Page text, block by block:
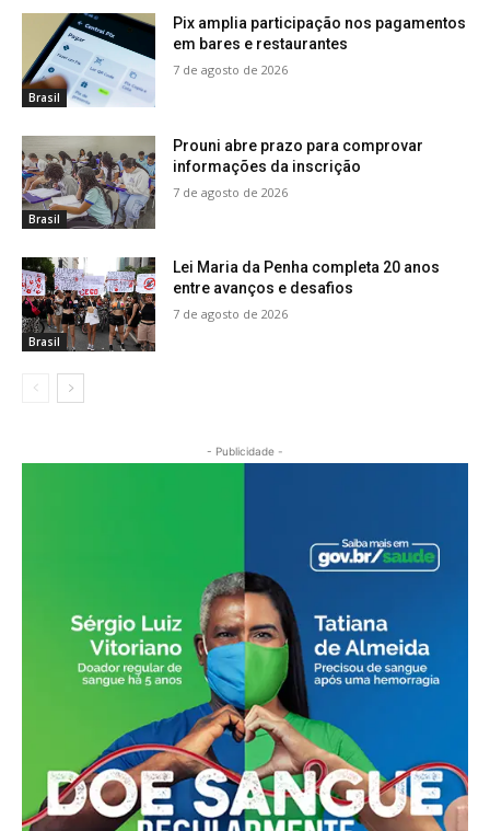
Brasil
Pix amplia participação nos pagamentos
em bares e restaurantes
7 de agosto de 2026
Brasil
Prouni abre prazo para comprovar
informações da inscrição
7 de agosto de 2026
Brasil
Lei Maria da Penha completa 20 anos
entre avanços e desafios
7 de agosto de 2026
- Publicidade -